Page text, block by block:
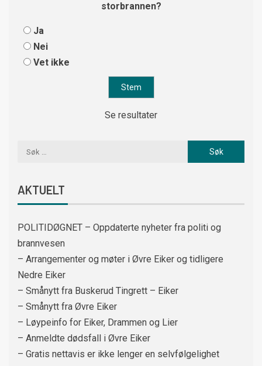
storbrannen?
Ja
Nei
Vet ikke
Se resultater
AKTUELT
POLITIDØGNET – Oppdaterte nyheter fra politi og
brannvesen
– Arrangementer og møter i Øvre Eiker og tidligere
Nedre Eiker
– Smånytt fra Buskerud Tingrett – Eiker
– Smånytt fra Øvre Eiker
– Løypeinfo for Eiker, Drammen og Lier
– Anmeldte dødsfall i Øvre Eiker
– Gratis nettavis er ikke lenger en selvfølgelighet